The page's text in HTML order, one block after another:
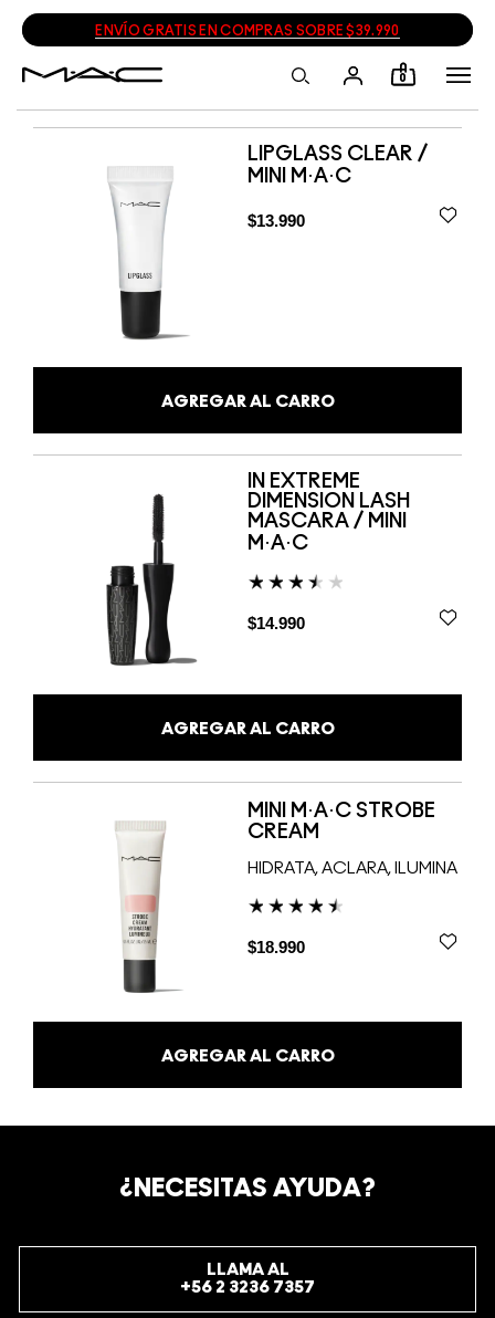
ENVÍO GRATIS EN COMPRAS SOBRE $39.990
0
LIPGLASS CLEAR /
MINI M·A·C
$13.990
AGREGAR AL CARRO
IN EXTREME
DIMENSION LASH
MASCARA / MINI
M·A·C
$14.990
AGREGAR AL CARRO
MINI M·A·C STROBE
CREAM
HIDRATA, ACLARA, ILUMINA
$18.990
AGREGAR AL CARRO
¿NECESITAS AYUDA?
LLAMA AL
+56 2 3236 7357